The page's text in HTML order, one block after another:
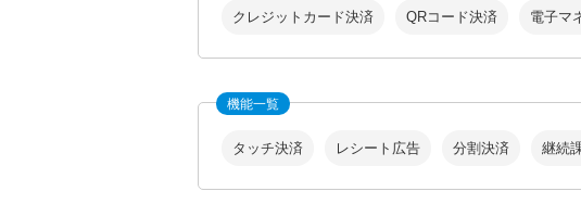
クレジットカード決済 QRコード決済 電子マ
機能一覧
タッチ決済 レシート広告 分割決済 継続